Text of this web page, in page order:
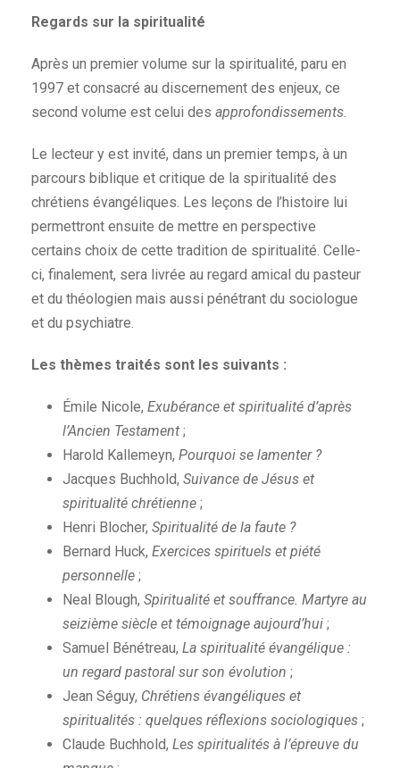
Regards sur la spiritualité
Après un premier volume sur la spiritualité, paru en
1997 et consacré au discernement des enjeux, ce
second volume est celui des approfondissements.
Le lecteur y est invité, dans un premier temps, à un
parcours biblique et critique de la spiritualité des
chrétiens évangéliques. Les leçons de l’histoire lui
permettront ensuite de mettre en perspective
certains choix de cette tradition de spiritualité. Celle-
ci, finalement, sera livrée au regard amical du pasteur
et du théologien mais aussi pénétrant du sociologue
et du psychiatre.
Les thèmes traités sont les suivants :
Émile Nicole, Exubérance et spiritualité d’après
l’Ancien Testament ;
Harold Kallemeyn, Pourquoi se lamenter ?
Jacques Buchhold, Suivance de Jésus et
spiritualité chrétienne ;
Henri Blocher, Spiritualité de la faute ?
Bernard Huck, Exercices spirituels et piété
personnelle ;
Neal Blough, Spiritualité et souffrance. Martyre au
seizième siècle et témoignage aujourd’hui ;
Samuel Bénétreau, La spiritualité évangélique :
un regard pastoral sur son évolution ;
Jean Séguy, Chrétiens évangéliques et
spiritualités : quelques réflexions sociologiques ;
Claude Buchhold, Les spiritualités à l’épreuve du